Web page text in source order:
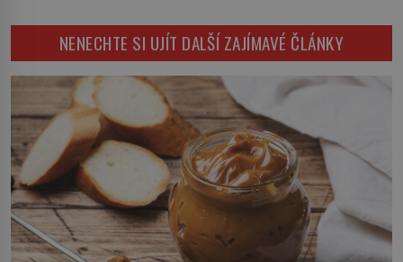
zazvoní pouze ve čtyři hodiny ráno
a jiný čas nastavit neumí. […]
továrny nenajde volný věšák na
kabát. Je to ale skutečně pravda?
Historici upozorňují, že příběh je
zčásti legendou. Moderní drátěné
ramínko skutečně vzniká na
začátku 20. století, jeho kořeny
však sahají mnohem hlouběji a
podílí se […]
NENECHTE SI UJÍT DALŠÍ ZAJÍMAVÉ ČLÁNKY